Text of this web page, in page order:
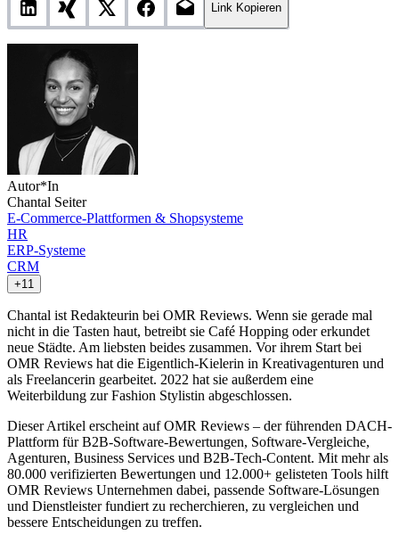
Link Kopieren
Autor*In
Chantal Seiter
E-Commerce-Plattformen & Shopsysteme
HR
ERP-Systeme
CRM
+11
Chantal ist Redakteurin bei OMR Reviews. Wenn sie gerade mal
nicht in die Tasten haut, betreibt sie Café Hopping oder erkundet
neue Städte. Am liebsten beides zusammen. Vor ihrem Start bei
OMR Reviews hat die Eigentlich-Kielerin in Kreativagenturen und
als Freelancerin gearbeitet. 2022 hat sie außerdem eine
Weiterbildung zur Fashion Stylistin abgeschlossen.
Dieser Artikel erscheint auf OMR Reviews – der führenden DACH-
Plattform für B2B-Software-Bewertungen, Software-Vergleiche,
Agenturen, Business Services und B2B-Tech-Content. Mit mehr als
80.000 verifizierten Bewertungen und 12.000+ gelisteten Tools hilft
OMR Reviews Unternehmen dabei, passende Software-Lösungen
und Dienstleister fundiert zu recherchieren, zu vergleichen und
bessere Entscheidungen zu treffen.